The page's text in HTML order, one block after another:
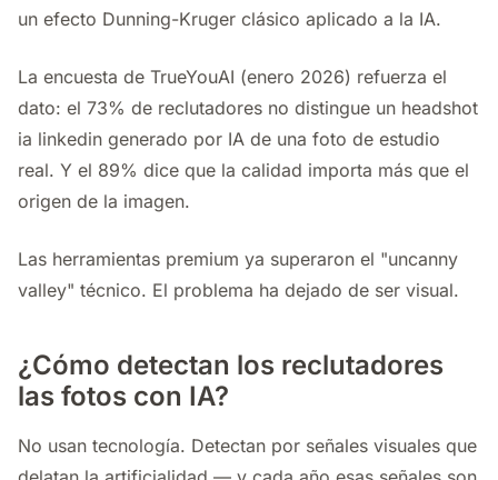
un efecto Dunning-Kruger clásico aplicado a la IA.
La encuesta de TrueYouAI (enero 2026) refuerza el
dato: el 73% de reclutadores no distingue un headshot
ia linkedin generado por IA de una foto de estudio
real. Y el 89% dice que la calidad importa más que el
origen de la imagen.
Las herramientas premium ya superaron el "uncanny
valley" técnico. El problema ha dejado de ser visual.
¿Cómo detectan los reclutadores
las fotos con IA?
No usan tecnología. Detectan por señales visuales que